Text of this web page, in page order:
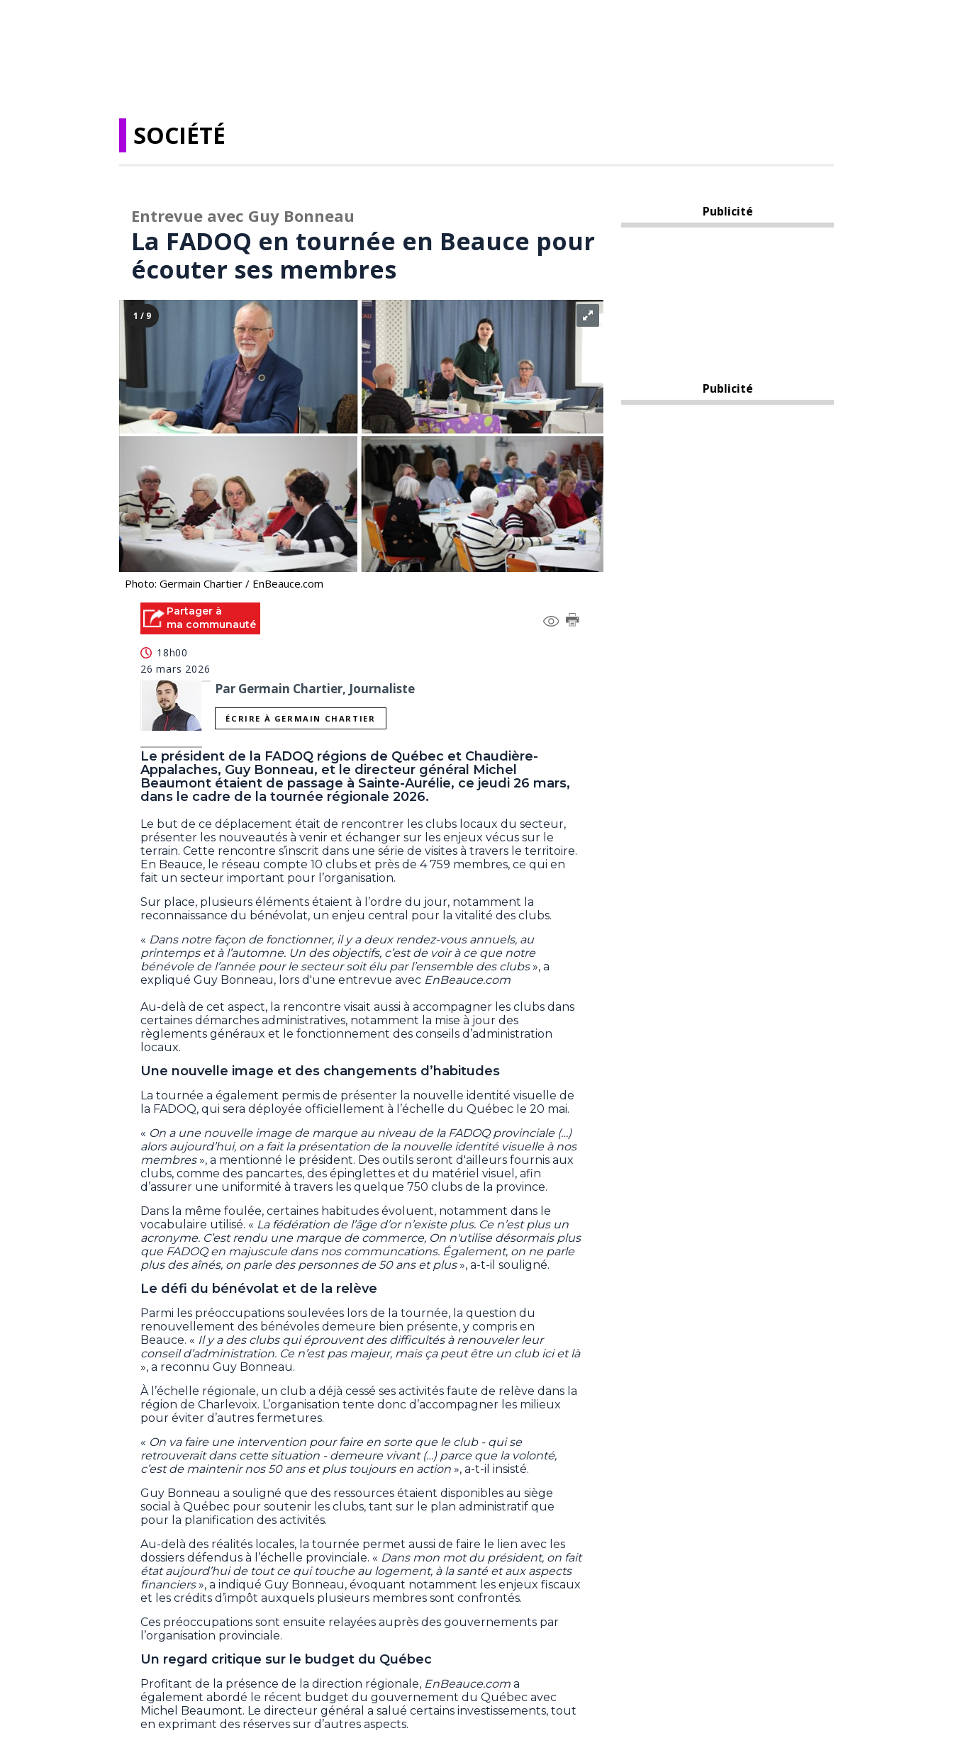
SOCIÉTÉ
Entrevue avec Guy Bonneau
La FADOQ en tournée en Beauce pour
écouter ses membres
1 / 9
Photo: Germain Chartier / EnBeauce.com
Partager à
ma communauté
18h00
26 mars 2026
Par Germain Chartier, Journaliste
ÉCRIRE À GERMAIN CHARTIER
Le président de la FADOQ régions de Québec et Chaudière-
Appalaches, Guy Bonneau, et le directeur général Michel
Beaumont étaient de passage à Sainte-Aurélie, ce jeudi 26 mars,
dans le cadre de la tournée régionale 2026.
Le but de ce déplacement était de rencontrer les clubs locaux du secteur,
présenter les nouveautés à venir et échanger sur les enjeux vécus sur le
terrain. Cette rencontre s’inscrit dans une série de visites à travers le territoire.
En Beauce, le réseau compte 10 clubs et près de 4 759 membres, ce qui en
fait un secteur important pour l’organisation.
Sur place, plusieurs éléments étaient à l’ordre du jour, notamment la
reconnaissance du bénévolat, un enjeu central pour la vitalité des clubs.
« Dans notre façon de fonctionner, il y a deux rendez-vous annuels, au
printemps et à l’automne. Un des objectifs, c’est de voir à ce que notre
bénévole de l’année pour le secteur soit élu par l’ensemble des clubs», a
expliqué Guy Bonneau, lors d'une entrevue avec EnBeauce.com
Au-delà de cet aspect, la rencontre visait aussi à accompagner les clubs dans
certaines démarches administratives, notamment la mise à jour des
règlements généraux et le fonctionnement des conseils d’administration
locaux.
Une nouvelle image et des changements d’habitudes
La tournée a également permis de présenter la nouvelle identité visuelle de
la FADOQ, qui sera déployée officiellement à l’échelle du Québec le 20 mai.
« On a une nouvelle image de marque au niveau de la FADOQ provinciale (…)
alors aujourd’hui, on a fait la présentation de la nouvelle identité visuelle à nos
membres», a mentionné le président. Des outils seront d'ailleurs fournis aux
clubs, comme des pancartes, des épinglettes et du matériel visuel, afin
d’assurer une uniformité à travers les quelque 750 clubs de la province.
Dans la même foulée, certaines habitudes évoluent, notamment dans le
vocabulaire utilisé. « La fédération de l’âge d’or n’existe plus. Ce n’est plus un
acronyme. C’est rendu une marque de commerce, On n'utilise désormais plus
que FADOQ en majuscule dans nos communcations. Également, on ne parle
plus des aînés, on parle des personnes de 50 ans et plus», a-t-il souligné.
Le défi du bénévolat et de la relève
Parmi les préoccupations soulevées lors de la tournée, la question du
renouvellement des bénévoles demeure bien présente, y compris en
Beauce. « Il y a des clubs qui éprouvent des difficultés à renouveler leur
conseil d’administration. Ce n’est pas majeur, mais ça peut être un club ici et là
», a reconnu Guy Bonneau.
À l’échelle régionale, un club a déjà cessé ses activités faute de relève dans la
région de Charlevoix. L’organisation tente donc d’accompagner les milieux
pour éviter d’autres fermetures.
« On va faire une intervention pour faire en sorte que le club - qui se
retrouverait dans cette situation - demeure vivant (…) parce que la volonté,
c’est de maintenir nos 50 ans et plus toujours en action », a-t-il insisté.
Guy Bonneau a souligné que des ressources étaient disponibles au siège
social à Québec pour soutenir les clubs, tant sur le plan administratif que
pour la planification des activités.
Au-delà des réalités locales, la tournée permet aussi de faire le lien avec les
dossiers défendus à l’échelle provinciale. « Dans mon mot du président, on fait
état aujourd’hui de tout ce qui touche au logement, à la santé et aux aspects
financiers», a indiqué Guy Bonneau, évoquant notamment les enjeux fiscaux
et les crédits d’impôt auxquels plusieurs membres sont confrontés.
Ces préoccupations sont ensuite relayées auprès des gouvernements par
l’organisation provinciale.
Un regard critique sur le budget du Québec
Profitant de la présence de la direction régionale, EnBeauce.com a
également abordé le récent budget du gouvernement du Québec avec
Michel Beaumont. Le directeur général a salué certains investissements, tout
en exprimant des réserves sur d’autres aspects.
Publicité
Publicité